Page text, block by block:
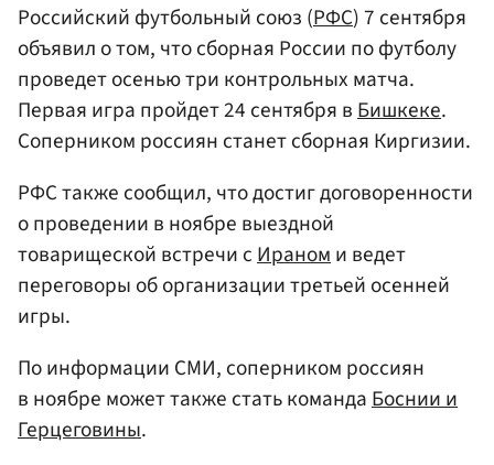
Российский футбольный союз (РФС) 7 сентября
объявил о том, что сборная России по футболу
проведет осенью три контрольных матча.
Первая игра пройдет 24 сентября вБишкеке.
Соперником россиян станет сборная Киргизии.
РФС также сообщил, что достиг договоренности
о проведении в ноябре выездной
товарищеской встречи сИраноми ведет
переговоры об организации третьей осенней
игры.
По информации СМИ, соперником россиян
в ноябре может также стать командаБоснии и
Герцеговины.